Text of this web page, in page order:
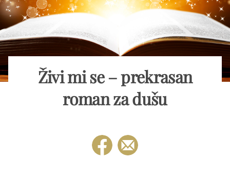
Živi mi se – prekrasan
roman za dušu